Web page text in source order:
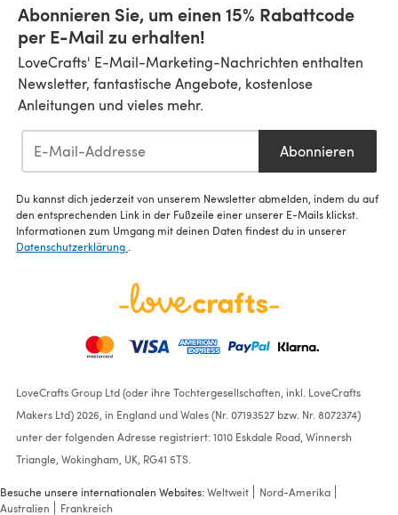
Abonnieren Sie, um einen 15% Rabattcode
per E-Mail zu erhalten!
LoveCrafts' E-Mail-Marketing-Nachrichten enthalten
Newsletter, fantastische Angebote, kostenlose
Anleitungen und vieles mehr.
Abonnieren
Du kannst dich jederzeit von unserem Newsletter abmelden, indem du auf
den entsprechenden Link in der Fußzeile einer unserer E-Mails klickst.
Informationen zum Umgang mit deinen Daten findest du in unserer
Datenschutzerklärung
LoveCrafts Group Ltd (oder ihre Tochtergesellschaften, inkl. LoveCrafts
Makers Ltd) 2026, in England und Wales (Nr. 07193527 bzw. Nr. 8072374)
unter der folgenden Adresse registriert: 1010 Eskdale Road, Winnersh
Triangle, Wokingham, UK, RG41 5TS.
Besuche unsere internationalen Websites:Weltweit
Nord-Amerika
Australien
Frankreich